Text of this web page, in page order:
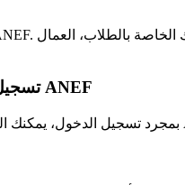
تسجيل الدخول إلى المساحة الشخصية لـ ANEF